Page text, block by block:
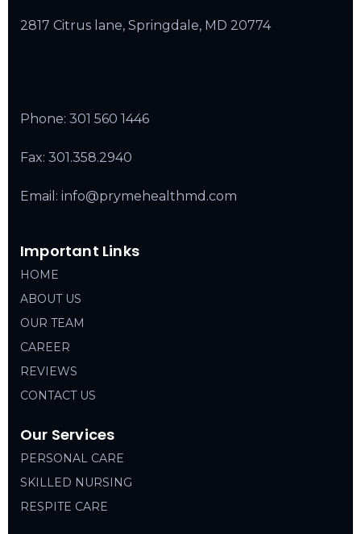
2817 Citrus lane, Springdale, MD 20774
Phone: 301 560 1446
Fax: 301.358.2940
Email: info@prymehealthmd.com
Important Links
HOME
ABOUT US
OUR TEAM
CAREER
REVIEWS
CONTACT US
Our Services
PERSONAL CARE
SKILLED NURSING
RESPITE CARE